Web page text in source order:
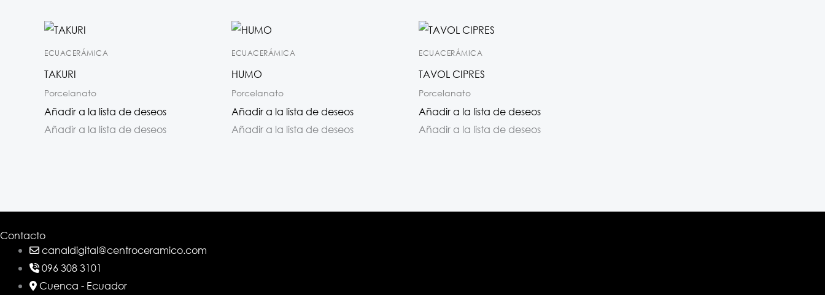
ECUACERÁMICA
TAKURI
Porcelanato
Añadir a la lista de deseos
Añadir a la lista de deseos
ECUACERÁMICA
HUMO
Porcelanato
Añadir a la lista de deseos
Añadir a la lista de deseos
ECUACERÁMICA
TAVOL CIPRES
Porcelanato
Añadir a la lista de deseos
Añadir a la lista de deseos
Contacto
canaldigital@centroceramico.com
096 308 3101
Cuenca - Ecuador